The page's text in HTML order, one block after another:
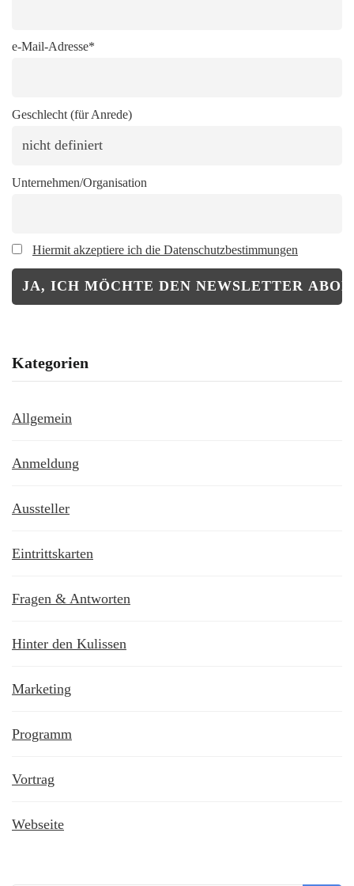
e-Mail-Adresse*
Geschlecht (für Anrede)
Unternehmen/Organisation
Hiermit akzeptiere ich die Datenschutzbestimmungen
Kategorien
Allgemein
Anmeldung
Aussteller
Eintrittskarten
Fragen & Antworten
Hinter den Kulissen
Marketing
Programm
Vortrag
Webseite